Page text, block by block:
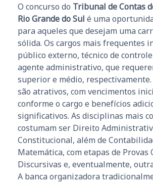
O concurso do Tribunal de Contas
Rio Grande do Sul é uma
para aqueles que desejam uma
sólida. Os cargos mais frequentes
público externo, técnico de
agente administrativo, que
superior e médio,
são atrativos, com vencimentos
conforme o cargo e benefícios
significativos. As disciplinas mais
costumam ser Direito
Constitucional, além de
Matemática, com etapas de Provas
Discursivas e, eventualmente,
A banca organizadora